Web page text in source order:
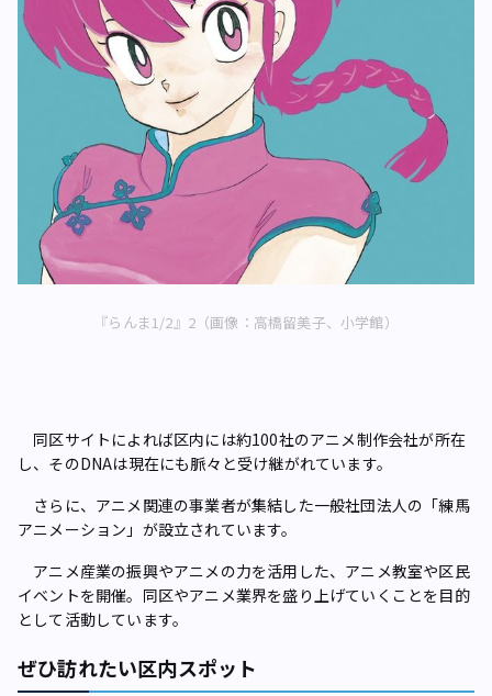
『らんま1/2』2（画像：高橋留美子、小学館）
同区サイトによれば区内には約100社のアニメ制作会社が所在
し、そのDNAは現在にも脈々と受け継がれています。
さらに、アニメ関連の事業者が集結した一般社団法人の「練馬
アニメーション」が設立されています。
アニメ産業の振興やアニメの力を活用した、アニメ教室や区民
イベントを開催。同区やアニメ業界を盛り上げていくことを目的
として活動しています。
ぜひ訪れたい区内スポット